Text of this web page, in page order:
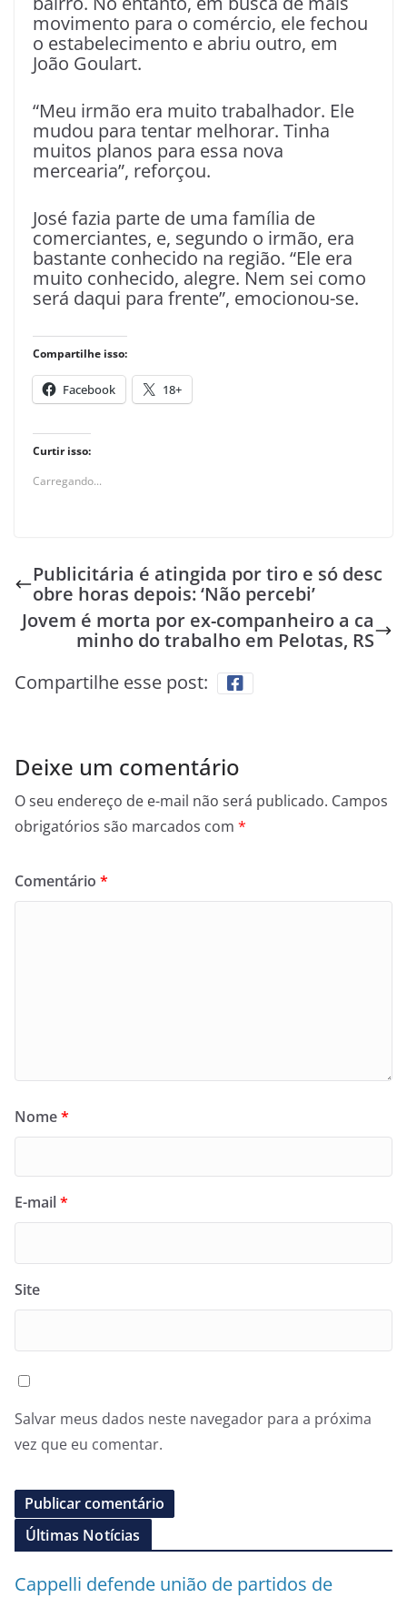
movimento para o comércio, ele fechou
o estabelecimento e abriu outro, em
João Goulart.
“Meu irmão era muito trabalhador. Ele
mudou para tentar melhorar. Tinha
muitos planos para essa nova
mercearia”, reforçou.
José fazia parte de uma família de
comerciantes, e, segundo o irmão, era
bastante conhecido na região. “Ele era
muito conhecido, alegre. Nem sei como
será daqui para frente”, emocionou-se.
Compartilhe isso:
Facebook 18+
Curtir isso:
Carregando...
Publicitária é atingida por tiro e só desc
obre horas depois: ‘Não percebi’
Jovem é morta por ex-companheiro a ca
minho do trabalho em Pelotas, RS
Compartilhe esse post:
Deixe um comentário
O seu endereço de e-mail não será publicado. Campos
obrigatórios são marcados com *
Comentário *
Nome*
E-mail*
Site
Salvar meus dados neste navegador para a próxima
vez que eu comentar.
Últimas Notícias
Cappelli defende união de partidos de